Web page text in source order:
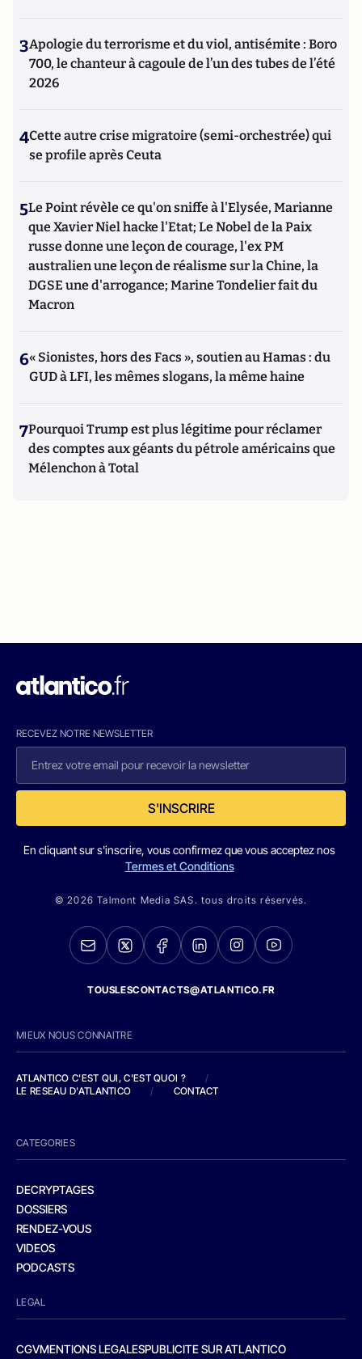
3Apologie du terrorisme et du viol, antisémite : Boro
700, le chanteur à cagoule de l’un des tubes de l’été
2026
4Cette autre crise migratoire (semi-orchestrée) qui
se profile après Ceuta
5Le Point révèle ce qu'on sniffe à l'Elysée, Marianne
que Xavier Niel hacke l'Etat; Le Nobel de la Paix
russe donne une leçon de courage, l'ex PM
australien une leçon de réalisme sur la Chine, la
DGSE une d'arrogance; Marine Tondelier fait du
Macron
6« Sionistes, hors des Facs », soutien au Hamas : du
GUD à LFI, les mêmes slogans, la même haine
7Pourquoi Trump est plus légitime pour réclamer
des comptes aux géants du pétrole américains que
Mélenchon à Total
RECEVEZ NOTRE NEWSLETTER
S'INSCRIRE
En cliquant sur s'inscrire, vous confirmez que vous acceptez nos
Termes et Conditions
© 2026 Talmont Media SAS. tous droits réservés.
TOUSLESCONTACTS@ATLANTICO.FR
MIEUX NOUS CONNAITRE
ATLANTICO C'EST QUI, C'EST QUOI ?
/
LE RESEAU D'ATLANTICO
/ CONTACT
CATEGORIES
DECRYPTAGES
DOSSIERS
RENDEZ-VOUS
VIDEOS
PODCASTS
LEGAL
CGVMENTIONS LEGALESPUBLICITE SUR ATLANTICO